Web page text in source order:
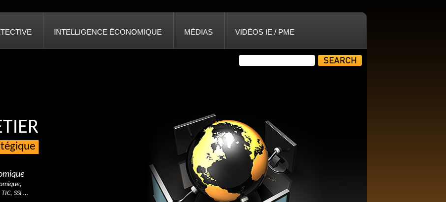
INTELLIGENCE ÉCONOMIQUE MÉDIAS VIDÉOS IE / PME
SSI …